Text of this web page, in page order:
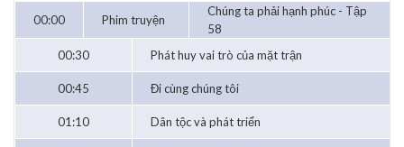
00:00 Phim truyện
Chúng ta phải hạnh phúc - Tập
58
00:30
Phát huy vai trò của mặt trận
00:45 Đi cùng chúng tôi
01:10 Dân tộc và phát triển